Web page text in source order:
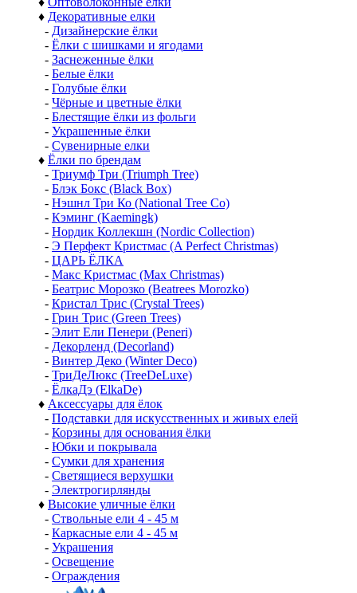
♦ Декоративные елки
- Дизайнерские ёлки
- Ёлки с шишками и ягодами
- Заснеженные ёлки
- Белые ёлки
- Голубые ёлки
- Чёрные и цветные ёлки
- Блестящие ёлки из фольги
- Украшенные ёлки
- Сувенирные елки
♦ Ёлки по брендам
- Триумф Три (Triumph Tree)
- Блэк Бокс (Black Box)
- Нэшнл Три Ко (National Tree Co)
- Кэминг (Kaemingk)
- Нордик Коллекшн (Nordic Collection)
- Э Перфект Кристмас (A Perfect Christmas)
- ЦАРЬ ЁЛКА
- Макс Кристмас (Max Christmas)
- Беатрис Морозко (Beatrees Morozko)
- Кристал Трис (Crystal Trees)
- Грин Трис (Green Trees)
- Элит Ели Пенери (Peneri)
- Декорленд (Decorland)
- Винтер Деко (Winter Deco)
- ТриДеЛюкс (TreeDeLuxe)
- ЁлкаДэ (ElkaDe)
♦ Аксессуары для ёлок
- Подставки для искусственных и живых елей
- Корзины для основания ёлки
- Юбки и покрывала
- Сумки для хранения
- Светящиеся верхушки
- Электрогирлянды
♦ Высокие уличные ёлки
- Ствольные ели 4 - 45 м
- Каркасные ели 4 - 45 м
- Украшения
- Освещение
- Ограждения